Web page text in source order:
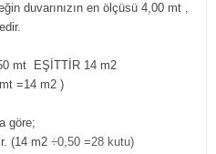
duvarınızın en ölçüsü 4,00 mt ,
mt EŞİTTİR 14 m2
m2 )
göre;
(14 m2 ÷0,50 =28 kutu)